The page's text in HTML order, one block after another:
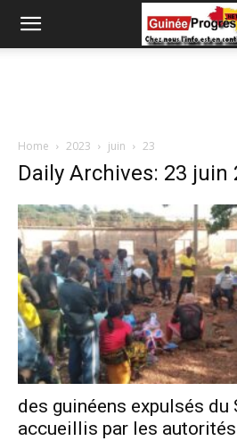
Home 2023 juin 23
Daily Archives: 23 juin
des guinéens expulsés du
accueillis par les autorités